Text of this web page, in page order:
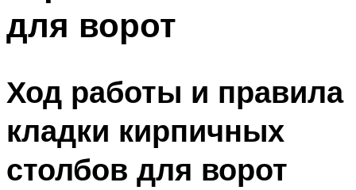
для ворот
Ход работы и правила
кладки кирпичных
столбов для ворот